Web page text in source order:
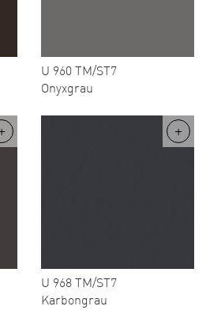
U 960 TM/ST7
Onyxgrau
U 968 TM/ST7
Karbongrau